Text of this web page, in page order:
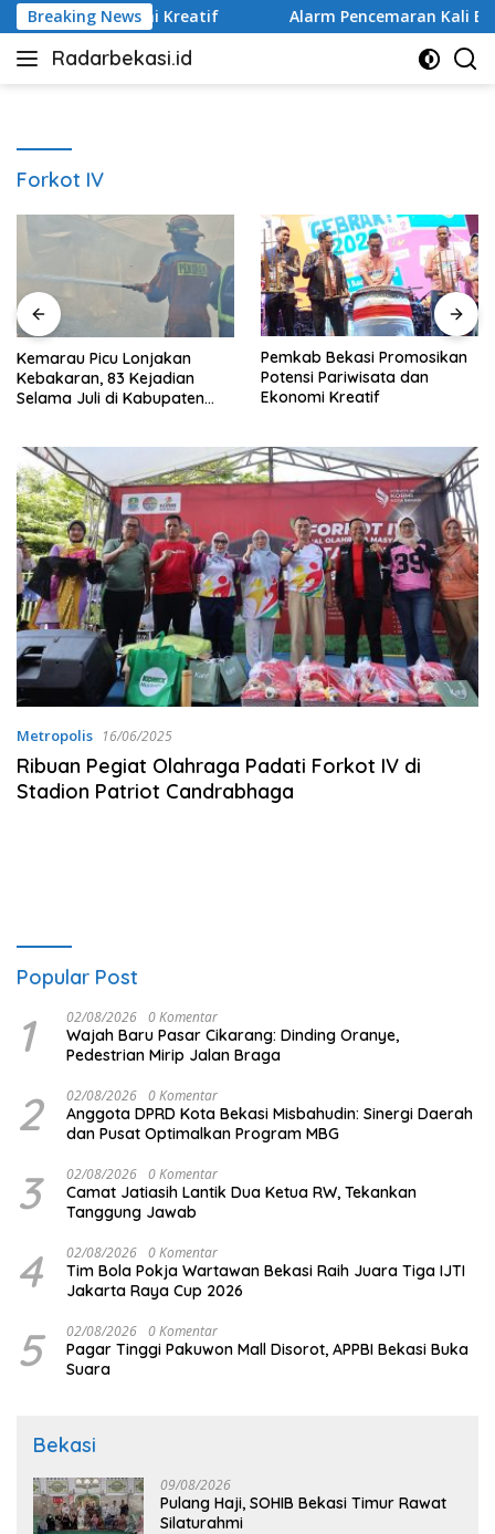
Langsung
ke
konten
Breaking News
dan Ekonomi Kreatif Alarm Pencemaran Kali Bekasi,
Radarbekasi.id
Berita
Forkot IV
Kemarau Picu Lonjakan
Kebakaran, 83 Kejadian
Selama Juli di Kabupaten
Pemkab Bekasi Promosikan
Potensi Pariwisata dan
Ekonomi Kreatif
Metropolis 16/06/2025
Ribuan Pegiat Olahraga Padati Forkot IV di
Stadion Patriot Candrabhaga
Popular Post
1 02/08/2026 0 Komentar
Wajah Baru Pasar Cikarang: Dinding Oranye,
Pedestrian Mirip Jalan Braga
2 02/08/2026 0 Komentar
Anggota DPRD Kota Bekasi Misbahudin: Sinergi Daerah
dan Pusat Optimalkan Program MBG
3 02/08/2026 0 Komentar
Camat Jatiasih Lantik Dua Ketua RW, Tekankan
Tanggung Jawab
4 02/08/2026 0 Komentar
Tim Bola Pokja Wartawan Bekasi Raih Juara Tiga IJTI
Jakarta Raya Cup 2026
5 02/08/2026 0 Komentar
Pagar Tinggi Pakuwon Mall Disorot, APPBI Bekasi Buka
Suara
Bekasi
09/08/2026
Pulang Haji, SOHIB Bekasi Timur Rawat
Silaturahmi